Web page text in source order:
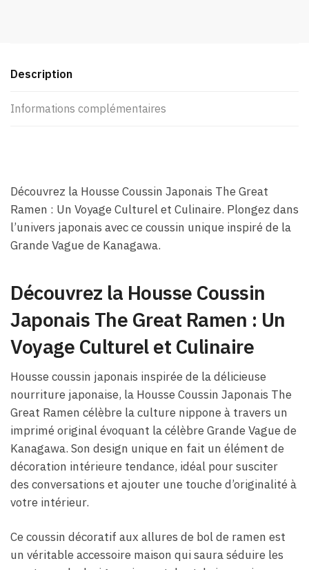
Description
Informations complémentaires
Découvrez la Housse Coussin Japonais The Great
Ramen : Un Voyage Culturel et Culinaire. Plongez dans
l’univers japonais avec ce coussin unique inspiré de la
Grande Vague de Kanagawa.
Découvrez la Housse Coussin
Japonais The Great Ramen : Un
Voyage Culturel et Culinaire
Housse coussin japonais inspirée de la délicieuse
nourriture japonaise, la Housse Coussin Japonais The
Great Ramen célèbre la culture nippone à travers un
imprimé original évoquant la célèbre Grande Vague de
Kanagawa. Son design unique en fait un élément de
décoration intérieure tendance, idéal pour susciter
des conversations et ajouter une touche d’originalité à
votre intérieur.
Ce coussin décoratif aux allures de bol de ramen est
un véritable accessoire maison qui saura séduire les